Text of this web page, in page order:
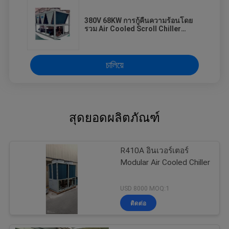
380V 68KW การกู้คืนความร้อนโดย
รวม Air Cooled Scroll Chiller
চালিয়ে
สุดยอดผลิตภัณฑ์
R410A อินเวอร์เตอร์
Modular Air Cooled Chiller
USD 8000 MOQ:1
ติดต่อ